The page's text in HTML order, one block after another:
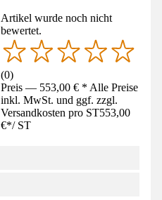
Artikel wurde noch nicht
bewertet.
(0)
Preis — 553,00 € * Alle Preise
inkl. MwSt. und ggf. zzgl.
Versandkosten pro ST553,00
€*/ ST